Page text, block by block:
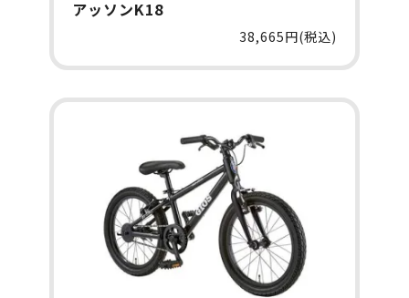
アッソンK18
38,665円(税込)